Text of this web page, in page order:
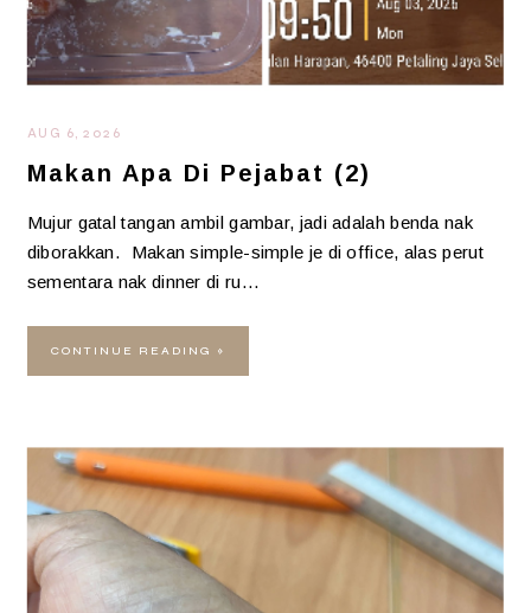
AUG 6, 2026
Makan Apa Di Pejabat (2)
Mujur gatal tangan ambil gambar, jadi adalah benda nak
diborakkan. Makan simple-simple je di office, alas perut
sementara nak dinner di ru…
CONTINUE READING »